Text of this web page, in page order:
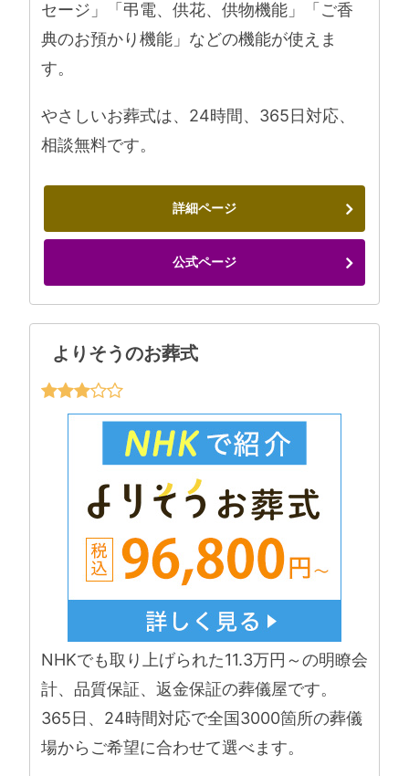
セージ」「弔電、供花、供物機能」「ご香
典のお預かり機能」などの機能が使えま
す。
やさしいお葬式は、24時間、365日対応、
相談無料です。
詳細ページ
公式ページ
よりそうのお葬式
NHKでも取り上げられた11.3万円～の明瞭会
計、品質保証、返金保証の葬儀屋です。
365日、24時間対応で全国3000箇所の葬儀
場からご希望に合わせて選べます。